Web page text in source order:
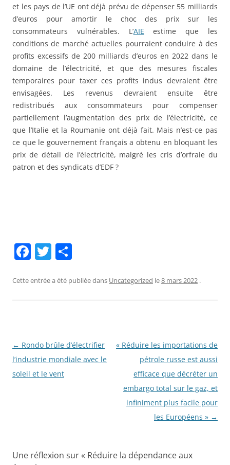
et les pays de l’UE ont déjà prévu de dépenser 55 milliards
d’euros pour amortir le choc des prix sur les
consommateurs vulnérables. L’AIE estime que les
conditions de marché actuelles pourraient conduire à des
profits excessifs de 200 milliards d’euros en 2022 dans le
domaine de l’électricité, et que des mesures fiscales
temporaires pour taxer ces profits indus devraient être
envisagées. Les revenus devraient ensuite être
redistribués aux consommateurs pour compenser
partiellement l’augmentation des prix de l’électricité, ce
que l’Italie et la Roumanie ont déjà fait. Mais n’est-ce pas
ce que le gouvernement français a obtenu en bloquant les
prix de détail de l’électricité, malgré les cris d’orfraie du
patron et des syndicats d’EDF ?
F
c
o
k
T
itt ta
Cette entrée a été publiée dans Uncategorized le8 mars 2022 .
Navigation
des
articles
← Rondo brûle d’électrifier
l’industrie mondiale avec le
soleil et le vent
« Réduire les importations de
pétrole russe est aussi
efficace que décréter un
embargo total sur le gaz, et
infiniment plus facile pour
les Européens » →
Une réflexion sur « Réduire la dépendance aux